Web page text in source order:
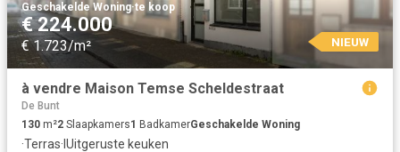
Geschakelde Woning·te koop
€ 224.000
€ 1.723/m² NIEUW
à vendre Maison Temse Scheldestraat
De Bunt
130 m²2 Slaapkamers1 BadkamerGeschakelde Woning
·Terras· IUitgeruste keuken